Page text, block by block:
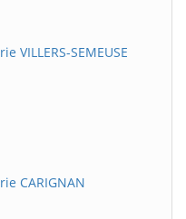
VILLERS-SEMEUSE
CARIGNAN